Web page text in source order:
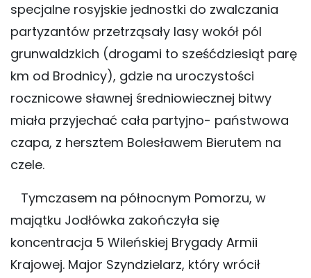
specjalne rosyjskie jednostki do zwalczania
partyzantów przetrząsały lasy wokół pól
grunwaldzkich (drogami to sześćdziesiąt parę
km od Brodnicy), gdzie na uroczystości
rocznicowe sławnej średniowiecznej bitwy
miała przyjechać cała partyjno- państwowa
czapa, z hersztem Bolesławem Bierutem na
czele.
Tymczasem na północnym Pomorzu, w
majątku Jodłówka zakończyła się
koncentracja 5 Wileńskiej Brygady Armii
Krajowej. Major Szyndzielarz, który wrócił